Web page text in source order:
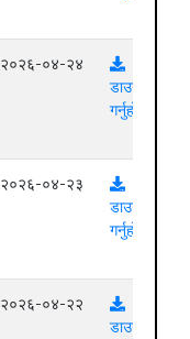
२०२६-०४-२४
डाउनलोड
गर्नुहोस्
२०२६-०४-२३
डाउनलोड
गर्नुहोस्
२०२६-०४-२२
डाउनलोड